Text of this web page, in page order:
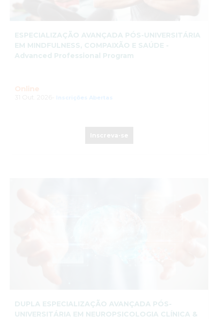
ESPECIALIZAÇÃO AVANÇADA PÓS-UNIVERSITÁRIA
EM MINDFULNESS, COMPAIXÃO E SAÚDE -
Advanced Professional Program
Online
Inscrições Abertas
DUPLA ESPECIALIZAÇÃO AVANÇADA PÓS-
UNIVERSITÁRIA EM NEUROPSICOLOGIA CLÍNICA &